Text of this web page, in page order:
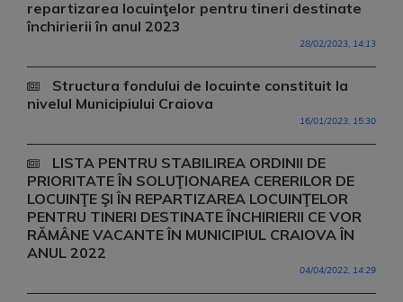
repartizarea locuinţelor pentru tineri destinate
închirierii în anul 2023
28/02/2023, 14:13
Structura fondului de locuinte constituit la
nivelul Municipiului Craiova
16/01/2023, 15:30
LISTA PENTRU STABILIREA ORDINII DE
PRIORITATE ÎN SOLUŢIONAREA CERERILOR DE
LOCUINŢE ŞI ÎN REPARTIZAREA LOCUINŢELOR
PENTRU TINERI DESTINATE ÎNCHIRIERII CE VOR
RĂMÂNE VACANTE ÎN MUNICIPIUL CRAIOVA ÎN
ANUL 2022
04/04/2022, 14:29